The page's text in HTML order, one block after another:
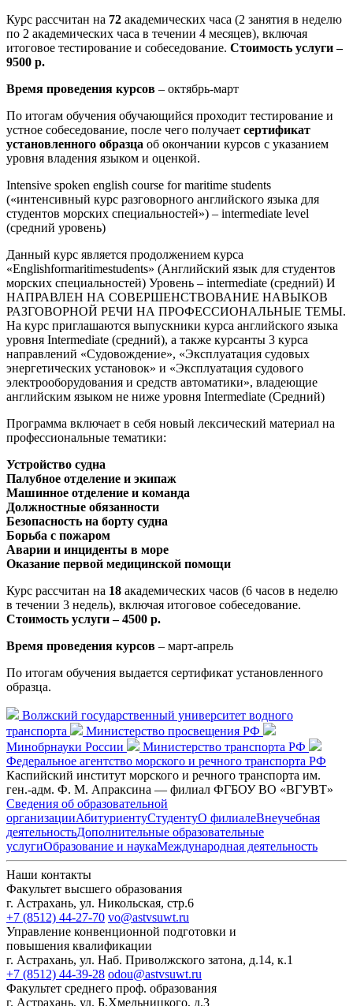
Курс рассчитан на 72 академических часа (2 занятия в неделю
по 2 академических часа в течении 4 месяцев), включая
итоговое тестирование и собеседование. Стоимость услуги –
9500 р.
Время проведения курсов – октябрь-март
По итогам обучения обучающийся проходит тестирование и
устное собеседование, после чего получает сертификат
установленного образца об окончании курсов с указанием
уровня владения языком и оценкой.
Intensive spoken english course for maritime students
(«интенсивный курс разговорного английского языка для
студентов морских специальностей») – intermediate level
(средний уровень)
Данный курс является продолжением курса
«Englishformaritimestudents» (Английский язык для студентов
морских специальностей) Уровень – intermediate (средний) И
НАПРАВЛЕН НА СОВЕРШЕНСТВОВАНИЕ НАВЫКОВ
РАЗГОВОРНОЙ РЕЧИ НА ПРОФЕССИОНАЛЬНЫЕ ТЕМЫ.
На курс приглашаются выпускники курса английского языка
уровня Intermediate (средний), а также курсанты 3 курса
направлений «Судовождение», «Эксплуатация судовых
энергетических установок» и «Эксплуатация судового
электрооборудования и средств автоматики», владеющие
английским языком не ниже уровня Intermediate (Средний)
Программа включает в себя новый лексический материал на
профессиональные тематики:
Устройство судна
Палубное отделение и экипаж
Машинное отделение и команда
Должностные обязанности
Безопасность на борту судна
Борьба с пожаром
Аварии и инциденты в море
Оказание первой медицинской помощи
Курс рассчитан на 18 академических часов (6 часов в неделю
в течении 3 недель), включая итоговое собеседование.
Стоимость услуги – 4500 р.
Время проведения курсов – март-апрель
По итогам обучения выдается сертификат установленного
образца.
Волжский государственный университет водного
транспорта
Министерство просвещения РФ
Минобрнауки России
Министерство транспорта РФ
Федеральное агентство морского и речного транспорта РФ
Каспийский институт морского и речного транспорта им.
ген.-адм. Ф. М. Апраксина — филиал ФГБОУ ВО «ВГУВТ»
Сведения об образовательной
организацииАбитуриентуСтудентуО филиалеВнеучебная
деятельностьДополнительные образовательные
услугиОбразование и наукаМеждународная деятельность
Наши контакты
Факультет высшего образования
г. Астрахань, ул. Никольская, стр.6
+7 (8512) 44-27-70 vo@astvsuwt.ru
Управление конвенционной подготовки и
повышения квалификации
г. Астрахань, ул. Наб. Приволжского затона, д.14, к.1
+7 (8512) 44-39-28 odou@astvsuwt.ru
Факультет среднего проф. образования
г. Астрахань, ул. Б.Хмельницкого, д.3